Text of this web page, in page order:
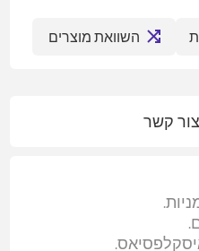
השוואת מוצרים
צור קשר